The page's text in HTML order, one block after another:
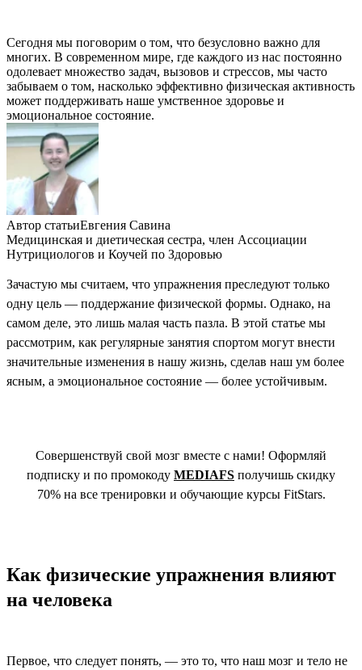
Сегодня мы поговорим о том, что безусловно важно для
многих. В современном мире, где каждого из нас постоянно
одолевает множество задач, вызовов и стрессов, мы часто
забываем о том, насколько эффективно физическая активность
может поддерживать наше умственное здоровье и
эмоциональное состояние.
Автор статьиЕвгения Савина
Медицинская и диетическая сестра, член Ассоциации
Нутрициологов и Коучей по Здоровью
Зачастую мы считаем, что упражнения преследуют только
одну цель — поддержание физической формы. Однако, на
самом деле, это лишь малая часть пазла. В этой статье мы
рассмотрим, как регулярные занятия спортом могут внести
значительные изменения в нашу жизнь, сделав наш ум более
ясным, а эмоциональное состояние — более устойчивым.
Совершенствуй свой мозг вместе с нами! Оформляй
подписку и по промокоду MEDIAFS получишь скидку
70% на все тренировки и обучающие курсы FitStars.
Как физические упражнения влияют
на человека
Первое, что следует понять, — это то, что наш мозг и тело не